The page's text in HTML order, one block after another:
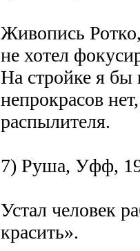
Живопись
не хотел
На стройке я бы
непрокрасов
распылителя.
7) Руша, Уфф,
Устал человек
красить».